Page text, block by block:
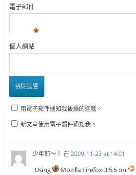
電子郵件
*
個人網站
用電子郵件通知我後續的迴響。
新文章使用電子郵件通知我。
少年耶～！ 在2009-11-23 at 14:01
Using Mozilla Firefox 3.5.5 on